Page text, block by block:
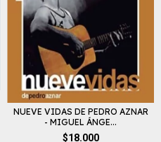
NUEVE VIDAS DE PEDRO AZNAR
- MIGUEL ÁNGE...
$18.000